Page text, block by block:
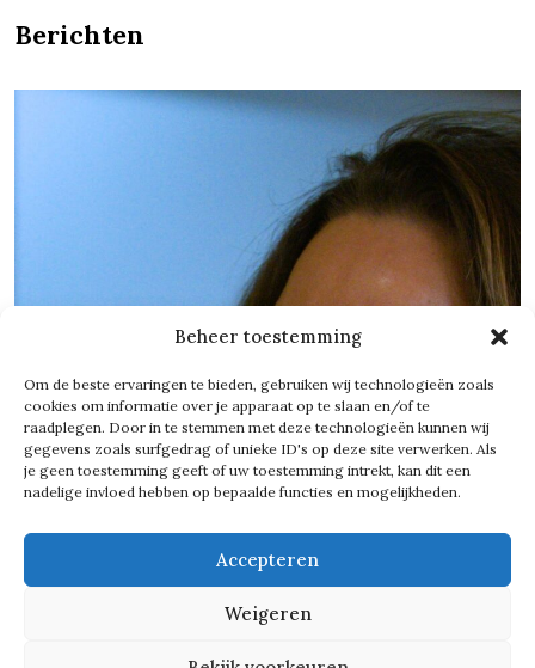
Beheer toestemming
Om de beste ervaringen te bieden, gebruiken wij technologieën zoals
cookies om informatie over je apparaat op te slaan en/of te
raadplegen. Door in te stemmen met deze technologieën kunnen wij
gegevens zoals surfgedrag of unieke ID's op deze site verwerken. Als
je geen toestemming geeft of uw toestemming intrekt, kan dit een
nadelige invloed hebben op bepaalde functies en mogelijkheden.
Accepteren
Weigeren
Berichten